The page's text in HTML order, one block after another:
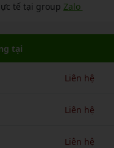
tế tại group Zalo
tại
Liên hệ
Liên hệ
Liên hệ